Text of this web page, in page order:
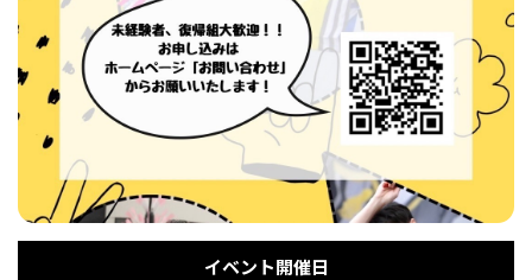
パン アジア・エスニッ テイクアウト
ランチ その他
レジャー・スポー
ツ施設
非日常
その他
脱毛 温活・サウナ 歯列矯正・審美歯
科
その他
その他
幼稚園 ライフイベント
その他
イベント開催日